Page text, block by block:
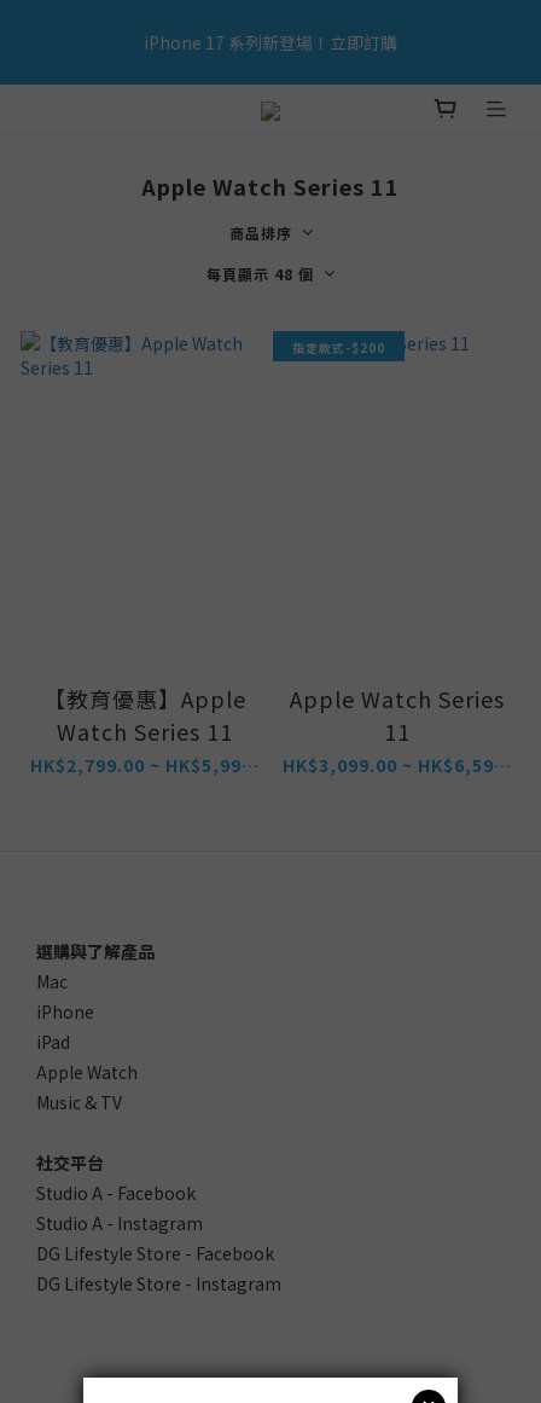
iPhone 17 系列新登場！立即訂購
iPhone 17 系列新登場！立即訂購
購買指定產品滿＄500／購買Apple 產品滿＄3000 （價錢不包含
Apple Watch Series 11
商品排序
每頁顯示 48 個
【教育優惠】Apple
Watch Series 11
HK$2,799.00 ~ HK$5,999.00
指定款式-$200
Apple Watch Series
11
HK$3,099.00 ~ HK$6,599.00
選購與了解產品
Mac
iPhone
iPad
Apple Watch
Music & TV
社交平台
Studio A - Facebook
Studio A - Instagram
DG Lifestyle Store - Facebook
DG Lifestyle Store - Instagram